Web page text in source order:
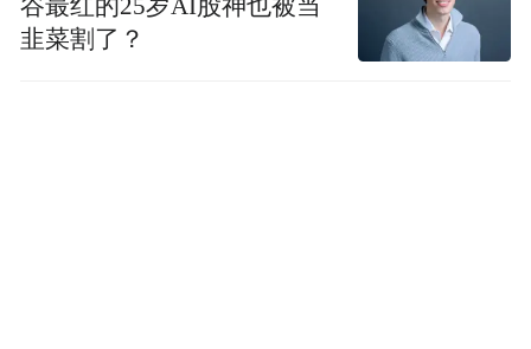
谷最红的25岁AI股神也被当
韭菜割了？